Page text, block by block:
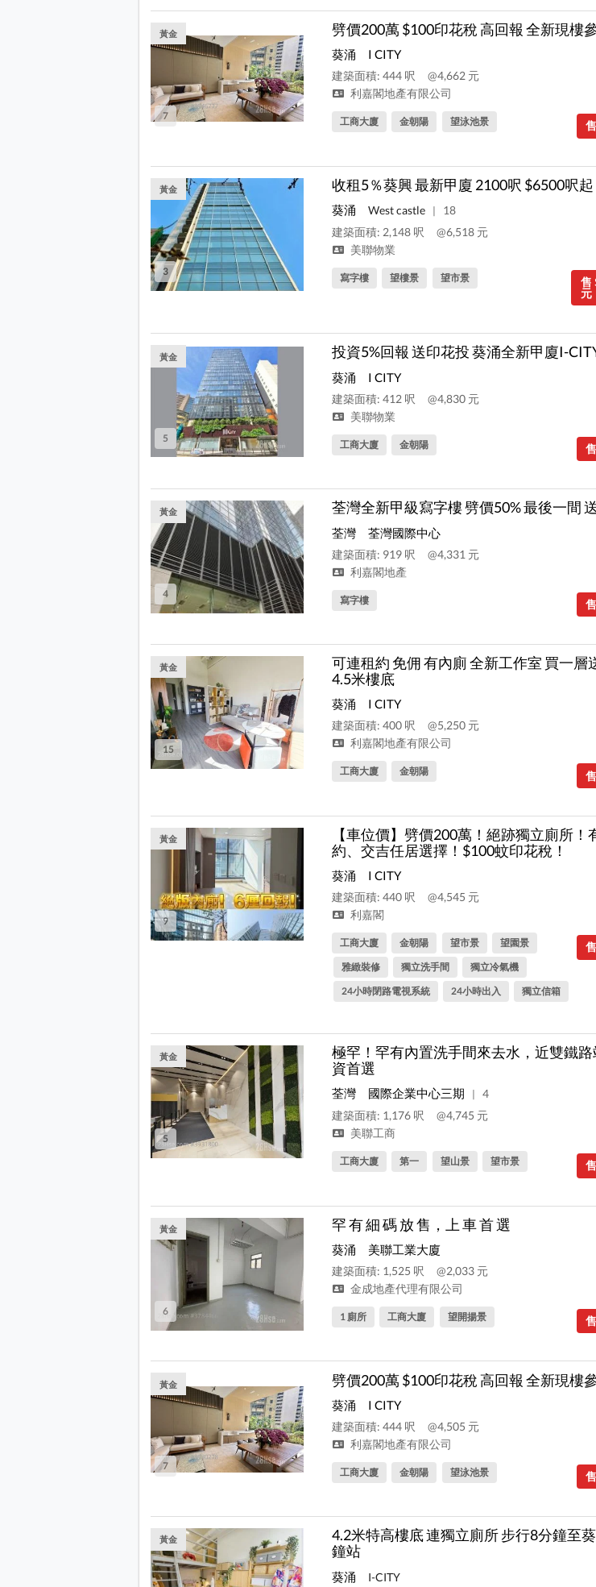
7
黃金 劈價200萬 $100印花稅 高回報 全新現樓
葵涌 I CITY
建築面積: 444 呎
@4,662 元
利嘉閣地產有限公司
工商大廈 金朝陽 望泳池景
3
黃金 收租5％葵興 最新甲廈 2100呎 $6500呎起
葵涌 West castle |
18
建築面積: 2,148 呎
@6,518 元
美聯物業
售
元
寫字樓 望樓景 望市景
5
黃金 投資5%回報 送印花投 葵涌全新甲廈I-
葵涌 I CITY
建築面積: 412 呎
@4,830 元
美聯物業
工商大廈 金朝陽
4
黃金 荃灣全新甲級寫字樓 劈價50% 最後一間
荃灣 荃灣國際中心
建築面積: 919 呎
@4,331 元
利嘉閣地產
寫字樓
15
黃金
可連租約 免佣 有內廁 全新工作室 買一層
4.5米樓底
葵涌 I CITY
建築面積: 400 呎
@5,250 元
利嘉閣地產有限公司
工商大廈 金朝陽
9
黃金
【車位價】劈價200萬！絕跡獨立廁所！
約、交吉任居選擇！$100蚊印花稅！
葵涌 I CITY
建築面積: 440 呎
@4,545 元
利嘉閣
工商大廈 金朝陽 望市景
望園景
雅緻裝修
獨立洗手間
獨立冷氣機
24小時閉路電視系統
24小時出入 獨立信箱
5
黃金
極罕！罕有內置洗手間來去水，近雙鐵路
資首選
荃灣 國際企業中心三期 |
4
建築面積: 1,176 呎
@4,745 元
美聯工商
工商大廈 第一 望山景 望市景
6
黃金 罕 有 細 碼 放 售，上 車 首 選
葵涌 美聯工業大廈
建築面積: 1,525 呎
@2,033 元
金成地產代理有限公司
1 廁所 工商大廈 望開揚景
7
黃金 劈價200萬 $100印花稅 高回報 全新現樓
葵涌 I CITY
建築面積: 444 呎
@4,505 元
利嘉閣地產有限公司
工商大廈 金朝陽 望泳池景
黃金
4.2米特高樓底 連獨立廁所 步行8分鐘至
鐘站
葵涌 I-CITY